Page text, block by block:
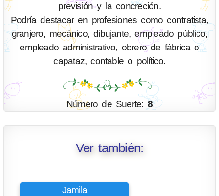
previsión y la concreción.
Podría destacar en profesiones como contratista,
granjero, mecánico, dibujante, empleado público,
empleado administrativo, obrero de fábrica o
capataz, contable o político.
Número de Suerte: 8
Ver también:
Jamila